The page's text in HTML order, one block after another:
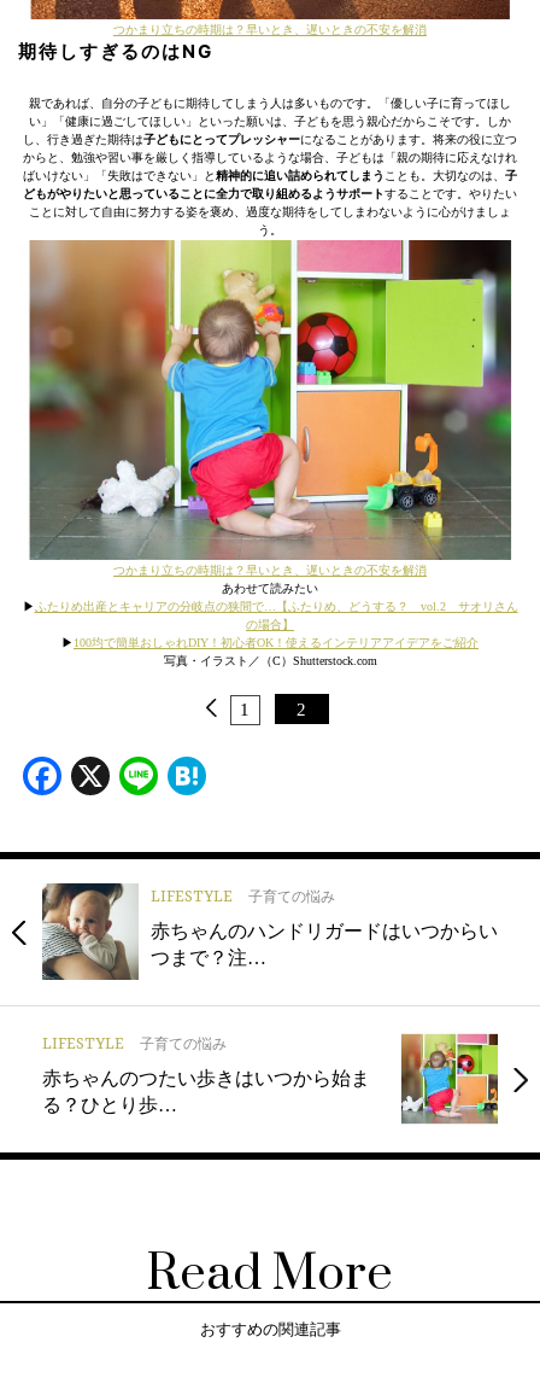
つかまり立ちの時期は？早いとき、遅いときの不安を解消
期待しすぎるのはNG
親であれば、自分の子どもに期待してしまう人は多いものです。「優しい子に育ってほし
い」「健康に過ごしてほしい」といった願いは、子どもを思う親心だからこそです。しか
し、行き過ぎた期待は子どもにとってプレッシャーになることがあります。将来の役に立つ
からと、勉強や習い事を厳しく指導しているような場合、子どもは「親の期待に応えなけれ
ばいけない」「失敗はできない」と精神的に追い詰められてしまう ことも。大切なのは、 子
どもがやりたいと思っていることに全力で取り組めるようサポートすることです。やりたい
ことに対して自由に努力する姿を褒め、過度な期待をしてしまわないように心がけましょ
う。
つかまり立ちの時期は？早いとき、遅いときの不安を解消
あわせて読みたい
▶ ふたりめ出産とキャリアの分岐点の狭間で…【ふたりめ、どうする？ vol.2 サオリさん
の場合】
▶ 100均で簡単おしゃれDIY！初心者OK！使えるインテリアアイデアをご紹介
写真・イラスト／（C）Shutterstock.com
1 2
Facebook
X Line
LIFESTYLE 子育ての悩み
赤ちゃんのハンドリガードはいつからい
つまで？注…
LIFESTYLE 子育ての悩み
赤ちゃんのつたい歩きはいつから始ま
る？ひとり歩…
Read More
おすすめの関連記事